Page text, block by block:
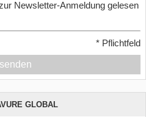
Newsletter-Anmeldung gelesen
* Pflichtfeld
GLOBAL